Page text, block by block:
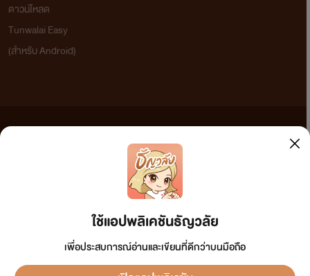
ใช้แอปพลิเคชันธัญวลัย
เพื่อประสบการณ์อ่านและเขียนที่ดีกว่าบนมือถือ
ดาวน์โหลด
Tunwalai Easy
(สำหรับ Android)
เว็บไซต์แห่งนี้ไม่ได้เห็นด้วยและไม่ขอรับผิดชอบต่อข้อความใดๆ ทั้งสิ้น ดังนั้นผู้อ่านทุกท่านโปรดใช้
วิจารณญาณในการกลั่นกรองด้วยตนเอง และหากท่านพบข้อความใดๆ ที่ขัดต่อกฎหมายและศีลธรรม
กรุณาแจ้งมาที่ tunwalai@ookbee.com เพื่อทีมงานจะได้ดำเนินการในทันที ทั้งนี้ ทางเว็บไซต์ขอสงวน
ลิขสิทธิ์ตามพระราชบัญญัติลิขสิทธิ์ (ฉบับเพิ่มเติม) พ.ศ.2558